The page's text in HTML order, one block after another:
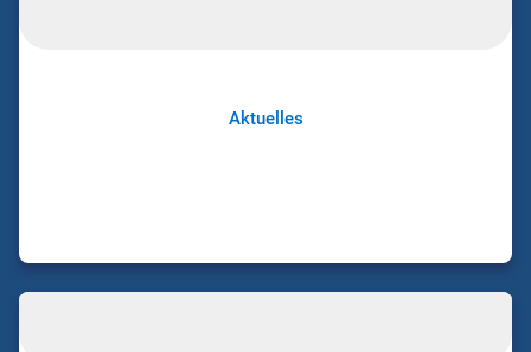
Aktuelles